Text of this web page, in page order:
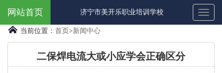
Toggle
网站首页 济宁市美开乐职业培训学校
当前位置： 首页 >新闻中心
二保焊电流大或小应学会正确区分